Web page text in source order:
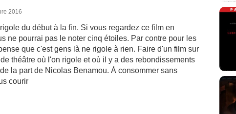
2016
du début à la fin. Si vous regardez ce film en
ne pourrai pas le noter cinq étoiles. Par contre pour les
que c'est gens là ne rigole à rien. Faire d'un film sur
théâtre où l'on rigole et où il y a des rebondissements
la part de Nicolas Benamou. À consommer sans
courir